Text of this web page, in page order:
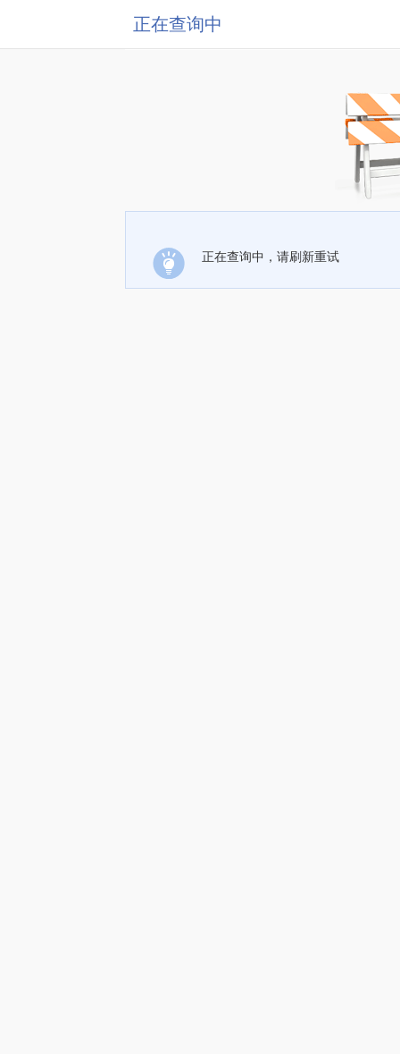
正在查询中
正在查询中，请刷新重试